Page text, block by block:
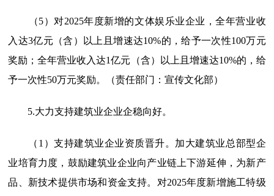
（5）对2025年度新增的文体娱乐业企业，全年营业收
入达3亿元（含）以上且增速达10%的，给予一次性100万元
奖励；全年营业收入达1亿元（含）以上且增速达10%的，给
予一次性50万元奖励。（责任部门：宣传文化部）
5.大力支持建筑业企业企稳向好。
（1）支持建筑业企业资质晋升。加大建筑业总部型企
业培育力度，鼓励建筑业企业向产业链上下游延伸，为新产
品、新技术提供市场和资金支持。对2025年度新增施工特级